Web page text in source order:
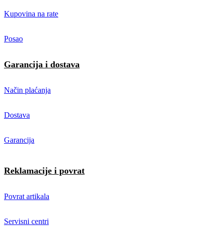
Kupovina na rate
Posao
Garancija i dostava
Način plaćanja
Dostava
Garancija
Reklamacije i povrat
Povrat artikala
Servisni centri